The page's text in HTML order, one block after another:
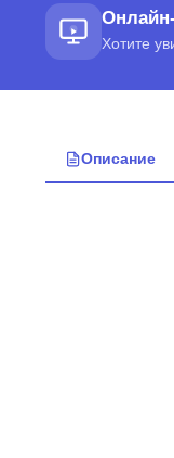
Хотите
Описание